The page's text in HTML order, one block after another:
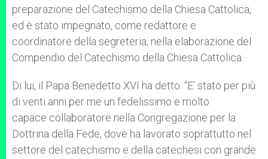
preparazione del Catechismo della Chiesa Cattolica,
ed è stato impegnato, come redattore e
coordinatore della segreteria, nella elaborazione del
Compendio del Catechismo della Chiesa Cattolica.
Di lui, il Papa Benedetto XVI ha detto: “E’ stato per più
di venti anni per me un fedelissimo e molto
capace collaboratore nella Congregazione per la
Dottrina della Fede, dove ha lavorato soprattutto nel
settore del catechismo e della catechesi con grande